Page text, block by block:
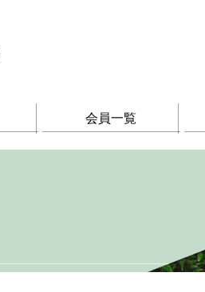
会員一覧